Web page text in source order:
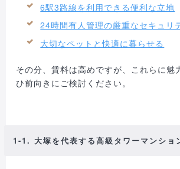
6駅3路線を利用できる便利な立地
24時間有人管理の厳重なセキュリ
大切なペットと快適に暮らせる
その分、賃料は高めですが、これらに魅
ひ前向きにご検討ください。
1-1. 大塚を代表する高級タワーマンショ